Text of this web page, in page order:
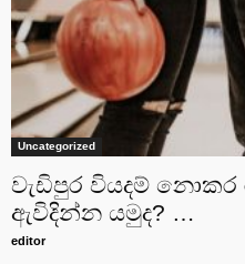
Uncategorized
වැඩිපුර වියදම් නොකර
ඇවිදින්න යමුද? …
editor